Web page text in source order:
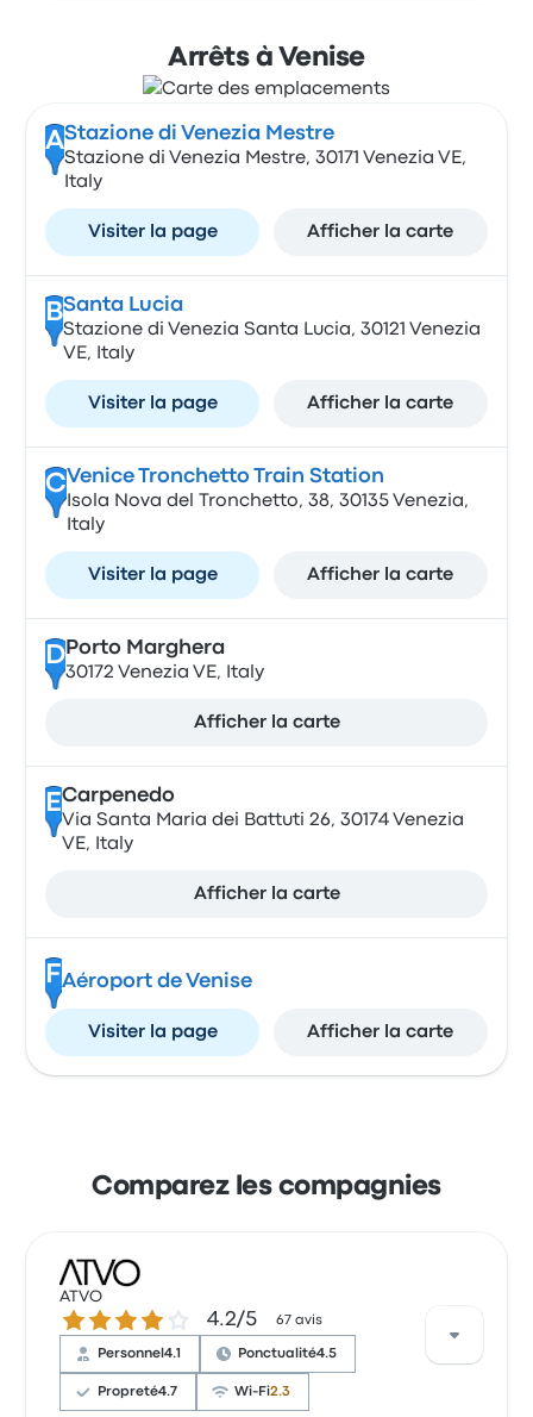
Arrêts à Venise
AStazione di Venezia Mestre
Stazione di Venezia Mestre, 30171 Venezia VE,
Italy
Visiter la page Afficher la carte
BSanta Lucia
Stazione di Venezia Santa Lucia, 30121 Venezia
VE, Italy
Visiter la page Afficher la carte
CVenice Tronchetto Train Station
Isola Nova del Tronchetto, 38, 30135 Venezia,
Italy
Visiter la page Afficher la carte
DPorto Marghera
30172 Venezia VE, Italy
Afficher la carte
ECarpenedo
Via Santa Maria dei Battuti 26, 30174 Venezia
VE, Italy
Afficher la carte
FAéroport de Venise
Visiter la page Afficher la carte
Comparez les compagnies
ATVO
4.2 sur 5 étoiles 4.2/5 67 avis
Personnel4.1 Ponctualité4.5
Propreté4.7 Wi-Fi2.3